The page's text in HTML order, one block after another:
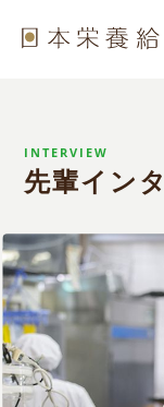
INTERVIEW
先輩イン